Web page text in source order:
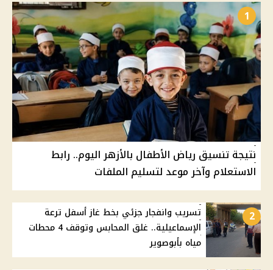
1
نتيجة تنسيق رياض الأطفال بالأزهر اليوم.. رابط
الاستعلام وآخر موعد لتسليم الملفات
2
تسريب وانفجار جزئي بخط غاز أسفل ترعة
الإسماعيلية.. غلق المحابس وتوقف 4 محطات
مياه بأبوصوير